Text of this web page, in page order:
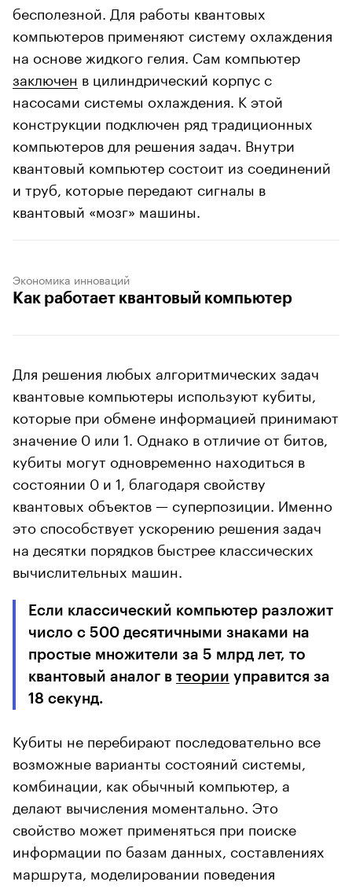
бесполезной. Для работы квантовых
компьютеров применяют систему охлаждения
на основе жидкого гелия. Сам компьютер
заключен в цилиндрический корпус с
насосами системы охлаждения. К этой
конструкции подключен ряд традиционных
компьютеров для решения задач. Внутри
квантовый компьютер состоит из соединений
и труб, которые передают сигналы в
квантовый «мозг» машины.
Экономика инноваций
Как работает квантовый компьютер
Для решения любых алгоритмических задач
квантовые компьютеры используют кубиты,
которые при обмене информацией принимают
значение 0 или 1. Однако в отличие от битов,
кубиты могут одновременно находиться в
состоянии 0 и 1, благодаря свойству
квантовых объектов — суперпозиции. Именно
это способствует ускорению решения задач
на десятки порядков быстрее классических
вычислительных машин.
Если классический компьютер разложит
число с 500 десятичными знаками на
простые множители за 5 млрд лет, то
квантовый аналог в теории управится за
18 секунд.
Кубиты не перебирают последовательно все
возможные варианты состояний системы,
комбинации, как обычный компьютер, а
делают вычисления моментально. Это
свойство может применяться при поиске
информации по базам данных, составлениях
маршрута, моделировании поведения